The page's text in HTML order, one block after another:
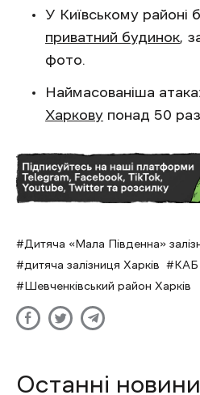
У Київському районі
приватний будинок,
фото.
Наймасованіша
Харкову понад 50
Дитяча «Мала Південна»
дитяча залізниця Харків
КАБ
Шевченківський район Харків
Останні новини